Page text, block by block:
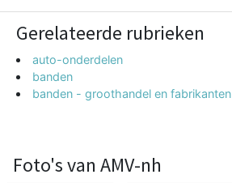
Gerelateerde rubrieken
auto-onderdelen
banden
banden - groothandel en fabrikanten
Foto's van AMV-nh